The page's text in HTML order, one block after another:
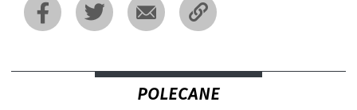
POLECANE